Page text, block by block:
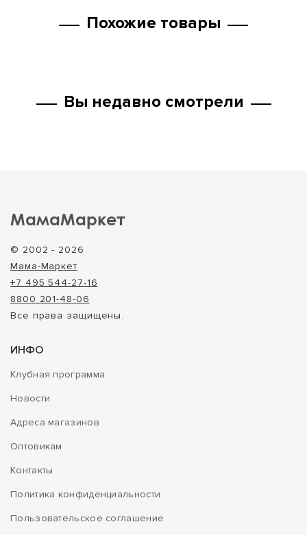
Похожие товары
Вы недавно смотрели
МамаМаркет
© 2002 - 2026
Мама-Маркет
+7 495 544-27-16
8800 201-48-06
Все права защищены.
ИНФО
Клубная программа
Новости
Адреса магазинов
Оптовикам
Контакты
Политика конфиденциальности
Пользовательское соглашение